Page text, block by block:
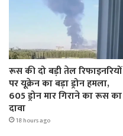
रूस की दो बड़ी तेल रिफाइनरियों
पर यूक्रेन का बड़ा ड्रोन हमला,
605 ड्रोन मार गिराने का रूस का
दावा
18 hours ago